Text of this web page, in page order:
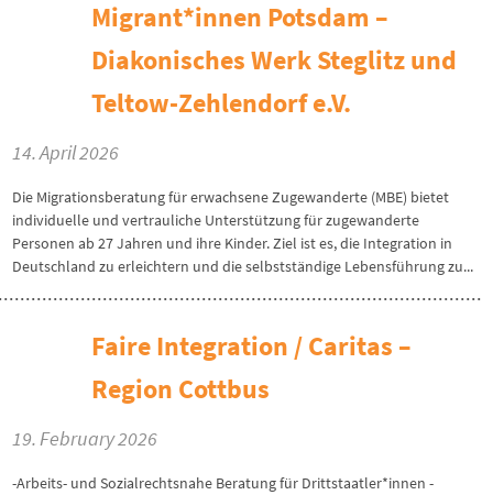
Migrant*innen Potsdam –
Diakonisches Werk Steglitz und
Teltow-Zehlendorf e.V.
14. April 2026
Die Migrationsberatung für erwachsene Zugewanderte (MBE) bietet
individuelle und vertrauliche Unterstützung für zugewanderte
Personen ab 27 Jahren und ihre Kinder. Ziel ist es, die Integration in
Deutschland zu erleichtern und die selbstständige Lebensführung zu...
Faire Integration / Caritas –
Region Cottbus
19. February 2026
-Arbeits- und Sozialrechtsnahe Beratung für Drittstaatler*innen -